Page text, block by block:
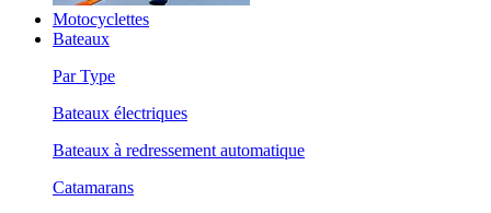
Motocyclettes
Bateaux
Par Type
Bateaux électriques
Bateaux à redressement automatique
Catamarans